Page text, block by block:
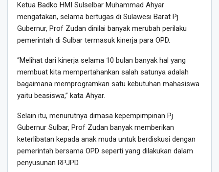
Ketua Badko HMI Sulselbar Muhammad Ahyar
mengatakan, selama bertugas di Sulawesi Barat Pj
Gubernur, Prof Zudan dinilai banyak merubah perilaku
pemerintah di Sulbar termasuk kinerja para OPD.
“Melihat dari kinerja selama 10 bulan banyak hal yang
membuat kita mempertahankan salah satunya adalah
bagaimana memprogramkan satu kebutuhan mahasiswa
yaitu beasiswa,” kata Ahyar.
Selain itu, menurutnya dimasa kepempimpinan Pj
Gubernur Sulbar, Prof Zudan banyak memberikan
keterlibatan kepada anak muda untuk berdiskusi dengan
pemerintah bersama OPD seperti yang dilakukan dalam
penyusunan RPJPD.